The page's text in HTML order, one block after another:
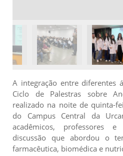
A integração entre diferentes
Ciclo de Palestras sobre
realizado na noite de quinta-
do Campus Central da
acadêmicos, professores
discussão que abordou o
farmacêutica, biomédica e